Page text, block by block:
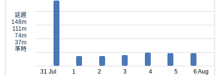
延遲
148m
111m
74m
37m
準時
31 Jul 1 2 3 4 5 6 Aug